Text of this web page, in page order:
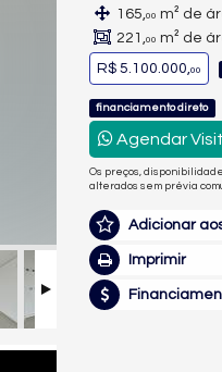
165,00 m² de
221,00 m² de
R$ 5.100.000,00
financiamento direto
Agendar
Os preços,
alterados sem prévia
Adicionar
Imprimir